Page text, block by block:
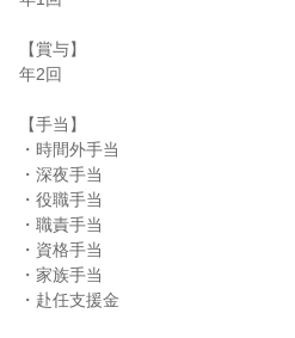
【賞与】
年2回
【手当】
・時間外手当
・深夜手当
・役職手当
・職責手当
・資格手当
・家族手当
・赴任支援金